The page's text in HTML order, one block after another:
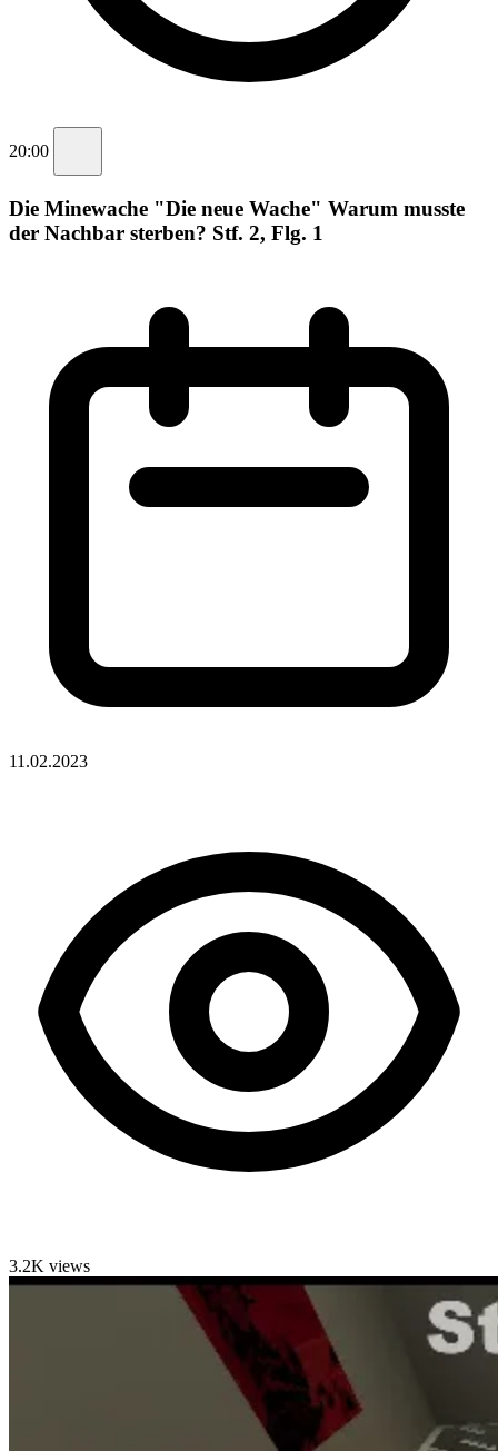
20:00
Die Minewache "Die neue Wache" Warum musste
der Nachbar sterben? Stf. 2, Flg. 1
11.02.2023
3.2K views